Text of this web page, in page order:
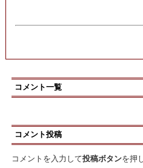
コメント一覧
コメント投稿
コメントを入力して投稿ボタンを押